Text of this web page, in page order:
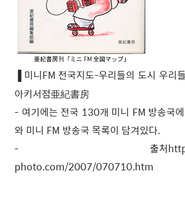
미니FM 전국지도-우리들의 도시 우리
아키서점亜紀書房
- 여기에는 전국 130개 미니 FM 방송국
와 미니 FM 방송국 목록이 담겨있다.
- 출처
photo.com/2007/070710.htm